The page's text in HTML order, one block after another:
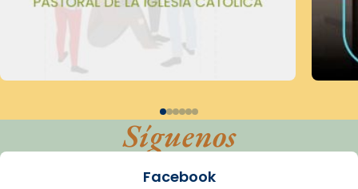
Síguenos
Facebook